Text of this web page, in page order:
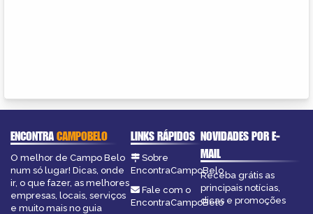
ENCONTRACAMPOBELO
O melhor de Campo Belo
num só lugar! Dicas, onde
ir, o que fazer, as melhores
empresas, locais, serviços
e muito mais no guia
LINKS RÁPIDOS
Sobre
EncontraCampoBelo
Fale com o
EncontraCampoBelo
NOVIDADES POR E-
MAIL
Receba grátis as
principais notícias,
dicas e promoções